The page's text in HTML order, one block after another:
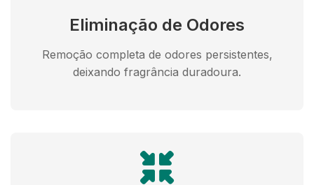
Eliminação de Odores
Remoção completa de odores persistentes,
deixando fragrância duradoura.